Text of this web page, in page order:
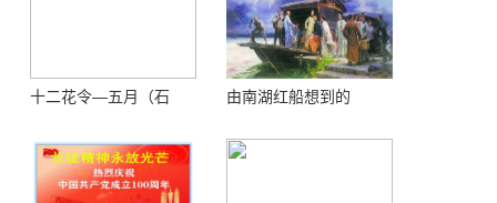
十二花令—五月（石
由南湖红船想到的